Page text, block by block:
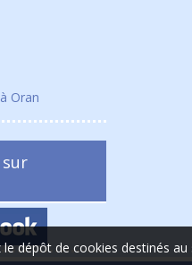
Oran
le dépôt de cookies destinés